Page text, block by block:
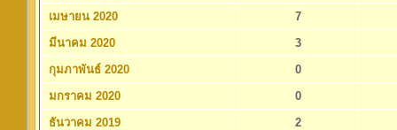
เมษายน 2020
7
มีนาคม 2020
3
กุมภาพันธ์ 2020
0
มกราคม 2020
0
ธันวาคม 2019
2